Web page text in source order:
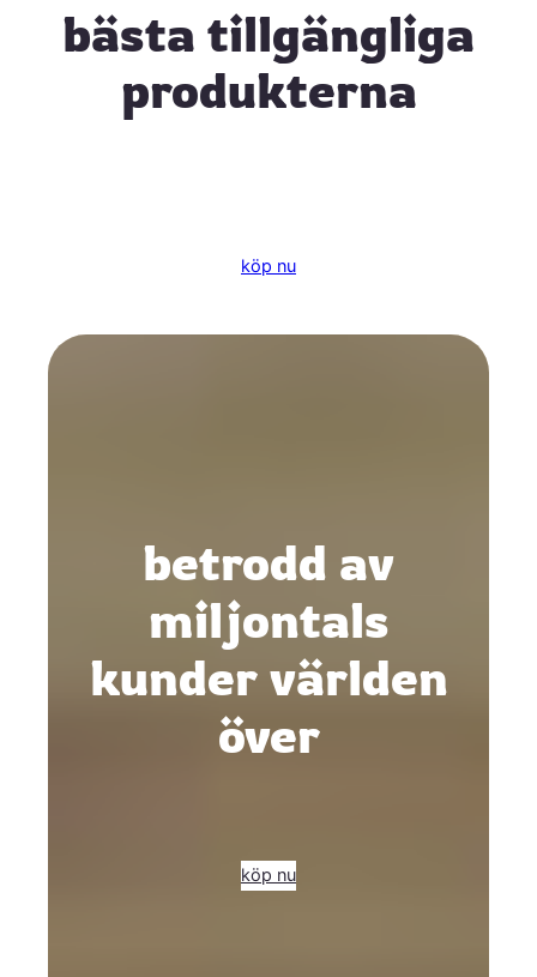
bästa tillgängliga
produkterna
köp nu
betrodd av
miljontals
kunder världen
över
köp nu